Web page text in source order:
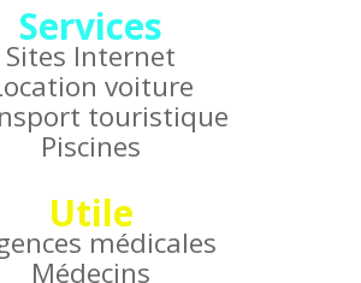
Services
Sites Internet
voiture
touristique
Piscines
Utile
médicales
Médecins